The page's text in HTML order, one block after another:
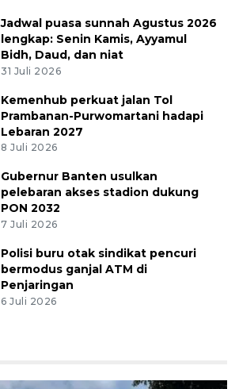
Jadwal puasa sunnah Agustus 2026
lengkap: Senin Kamis, Ayyamul
Bidh, Daud, dan niat
31 Juli 2026
Kemenhub perkuat jalan Tol
Prambanan-Purwomartani hadapi
Lebaran 2027
8 Juli 2026
Gubernur Banten usulkan
pelebaran akses stadion dukung
PON 2032
7 Juli 2026
Polisi buru otak sindikat pencuri
bermodus ganjal ATM di
Penjaringan
6 Juli 2026